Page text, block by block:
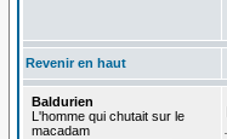
Revenir en haut
Baldurien
L'homme qui chutait sur le
macadam